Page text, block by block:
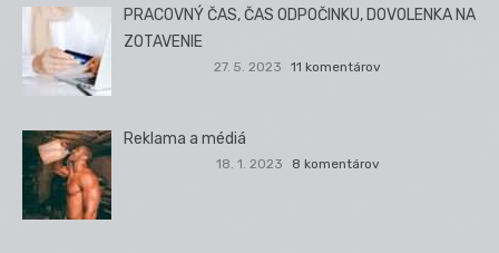
PRACOVNÝ ČAS, ČAS ODPOČINKU, DOVOLENKA NA
ZOTAVENIE
27. 5. 2023 11 komentárov
Reklama a médiá
18. 1. 2023 8 komentárov